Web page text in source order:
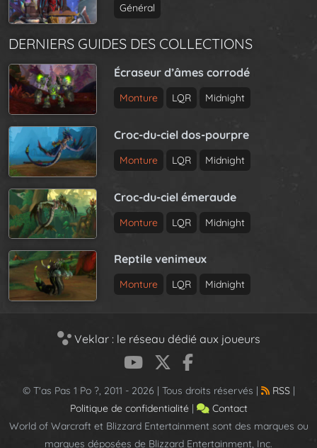
Général
DERNIERS GUIDES DES COLLECTIONS
Écraseur d’âmes corrodé
Monture LQR Midnight
Croc-du-ciel dos-pourpre
Monture LQR Midnight
Croc-du-ciel émeraude
Monture LQR Midnight
Reptile venimeux
Monture LQR Midnight
Veklar : le réseau dédié aux joueurs
© T'as Pas 1 Po ?, 2011 - 2026 | Tous droits réservés | RSS|
Politique de confidentialité|
Contact
World of Warcraft et Blizzard Entertainment sont des marques ou
marques déposées de Blizzard Entertainment, Inc.